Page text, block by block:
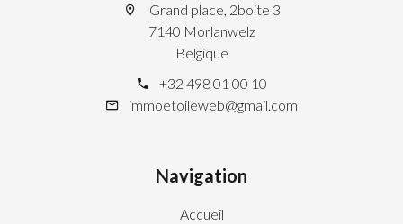
Grand place, 2boite 3
7140 Morlanwelz
Belgique
+32 498 01 00 10
immoetoileweb@gmail.com
Navigation
Accueil